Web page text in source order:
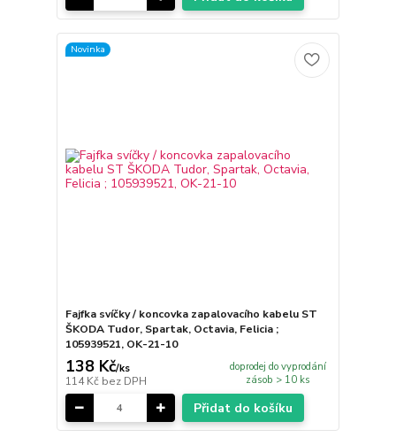
Novinka
Fajfka svíčky / koncovka zapalovacího kabelu ST
ŠKODA Tudor, Spartak, Octavia, Felicia ;
105939521, OK-21-10
138 Kč/ks
114 Kč bez DPH
doprodej do vyprodání
zásob > 10 ks
Přidat do košíku